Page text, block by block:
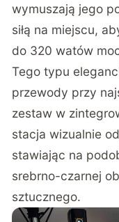
wymuszają jego
siłą na miejscu,
do 320 watów
Tego typu
przewody przy
zestaw w
stacja wizualnie
stawiając na
srebrno-czarnej
sztucznego.